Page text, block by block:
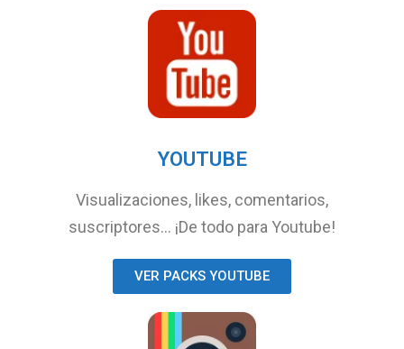
YOUTUBE
Visualizaciones, likes, comentarios,
suscriptores… ¡De todo para Youtube!
VER PACKS YOUTUBE